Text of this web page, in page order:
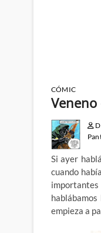
CÓMIC
Veneno
Si ayer
cuando
importantes
empieza a